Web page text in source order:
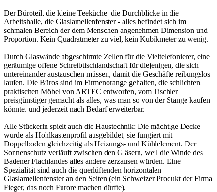
Der Büroteil, die kleine Teeküche, die Durchblicke in die
Arbeitshalle, die Glaslamellenfenster - alles befindet sich im
schmalen Bereich der dem Menschen angenehmen Dimension und
Proportion. Kein Quadratmeter zu viel, kein Kubikmeter zu wenig.
Durch Glaswände abgeschirmte Zellen für die Vieltelefonierer, eine
geräumige offene Schreibtischlandschaft für diejenigen, die sich
untereinander austauschen müssen, damit die Geschäfte reibungslos
laufen. Die Büros sind im Firmenorange gehalten, die schlichten,
praktischen Möbel von ARTEC entworfen, vom Tischler
preisgünstiger gemacht als alles, was man so von der Stange kaufen
könnte, und jederzeit nach Bedarf erweiterbar.
Alle Stückerln spielt auch die Haustechnik: Die mächtige Decke
wurde als Hohlkastenprofil ausgebildet, sie fungiert mit
Doppelboden gleichzeitig als Heizungs- und Kühlelement. Der
Sonnenschutz verläuft zwischen den Gläsern, weil die Winde des
Badener Flachlandes alles andere zerzausen würden. Eine
Spezialität sind auch die querlüftenden horizontalen
Glaslamellenfenster an den Seiten (ein Schweizer Produkt der Firma
Fieger, das noch Furore machen dürfte).